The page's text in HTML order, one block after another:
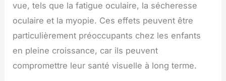
vue, tels que la fatigue oculaire, la sécheresse
oculaire et la myopie. Ces effets peuvent être
particulièrement préoccupants chez les enfants
en pleine croissance, car ils peuvent
compromettre leur santé visuelle à long terme.